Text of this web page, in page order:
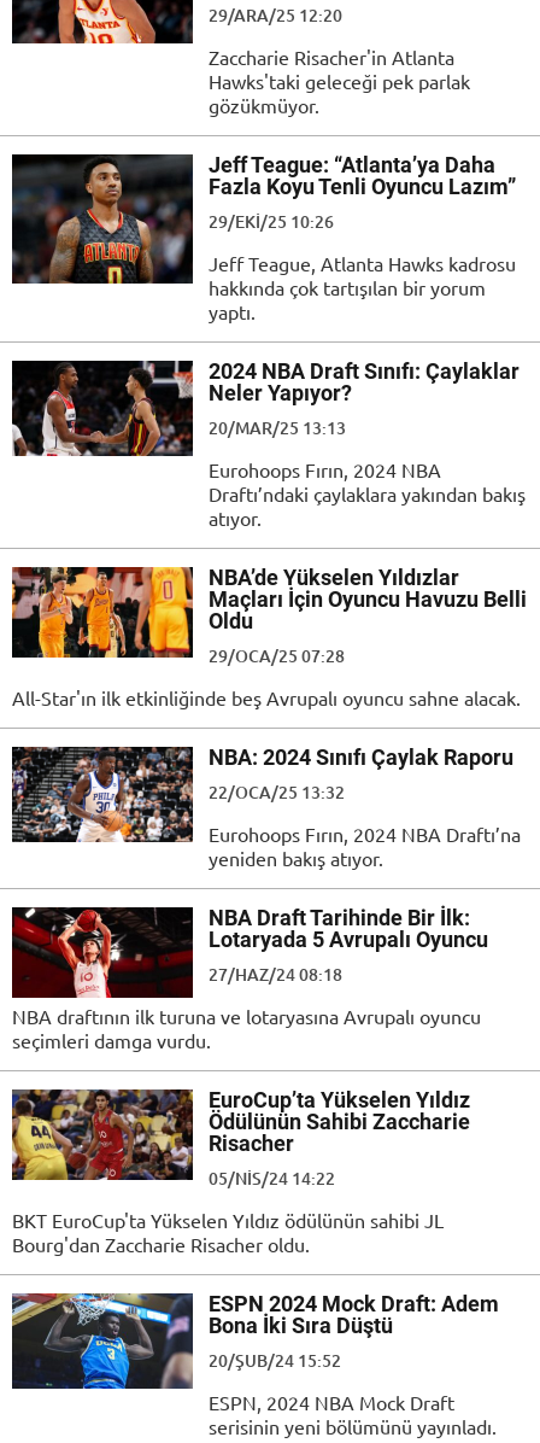
29/ARA/25 12:20
Zaccharie Risacher'in Atlanta
Hawks'taki geleceği pek parlak
gözükmüyor.
Jeff Teague: “Atlanta’ya Daha
Fazla Koyu Tenli Oyuncu Lazım”
29/EKI/25 10:26
Jeff Teague, Atlanta Hawks kadrosu
hakkında çok tartışılan bir yorum
yaptı.
2024 NBA Draft Sınıfı: Çaylaklar
Neler Yapıyor?
20/MAR/25 13:13
Eurohoops Fırın, 2024 NBA
Draftı’ndaki çaylaklara yakından bakış
atıyor.
NBA’de Yükselen Yıldızlar
Maçları İçin Oyuncu Havuzu Belli
Oldu
29/OCA/25 07:28
All-Star'ın ilk etkinliğinde beş Avrupalı oyuncu sahne alacak.
NBA: 2024 Sınıfı Çaylak Raporu
22/OCA/25 13:32
Eurohoops Fırın, 2024 NBA Draftı’na
yeniden bakış atıyor.
NBA Draft Tarihinde Bir İlk:
Lotaryada 5 Avrupalı Oyuncu
27/HAZ/24 08:18
NBA draftının ilk turuna ve lotaryasına Avrupalı oyuncu
seçimleri damga vurdu.
EuroCup’ta Yükselen Yıldız
Ödülünün Sahibi Zaccharie
Risacher
05/NIS/24 14:22
BKT EuroCup'ta Yükselen Yıldız ödülünün sahibi JL
Bourg'dan Zaccharie Risacher oldu.
ESPN 2024 Mock Draft: Adem
Bona İki Sıra Düştü
20/ŞUB/24 15:52
ESPN, 2024 NBA Mock Draft
serisinin yeni bölümünü yayınladı.